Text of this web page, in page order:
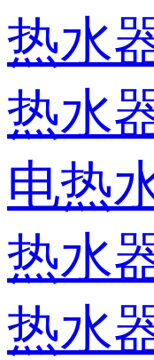
热水
热水
电热
热水
热水